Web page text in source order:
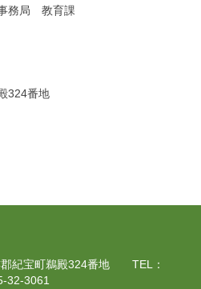
務局 教育課
324番地
紀宝町鵜殿324番地 TEL：
32-3061